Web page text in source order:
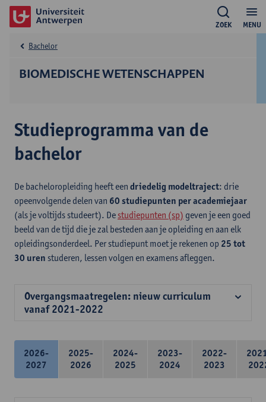
MENU
ZOEK
BIOMEDISCHE WETENSCHAPPEN
Bachelor
Studieprogramma van de
bachelor
De bacheloropleiding heeft een driedelig modeltraject: drie
opeenvolgende delen van 60 studiepunten per academiejaar
(als je voltijds studeert). De studiepunten (sp) geven je een goed
beeld van de tijd die je zal besteden aan je opleiding en aan elk
opleidingsonderdeel. Per studiepunt moet je rekenen op 25 tot
30 uren studeren, lessen volgen en examens afleggen.
Overgangsmaatregelen: nieuw curriculum
vanaf 2021-2022
2026-
2027
2025-
2026
2024-
2025
2023-
2024
2022-
2023